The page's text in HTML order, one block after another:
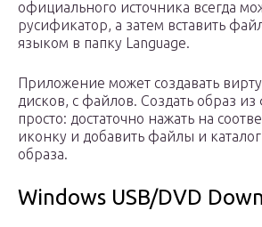
официального источника всегда
русификатор, а затем вставить
языком в папку Language.
Приложение может создавать
дисков, с файлов. Создать образ
просто: достаточно нажать на
иконку и добавить файлы и
образа.
Windows USB/DVD